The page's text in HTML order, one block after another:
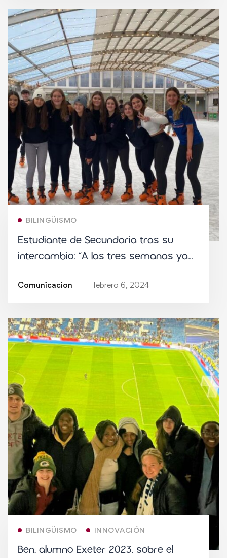
BILINGÜISMO
Estudiante de Secundaria tras su
intercambio: “A las tres semanas ya
Comunicacion febrero 6, 2024
BILINGÜISMO INNOVACIÓN
Ben, alumno Exeter 2023, sobre el